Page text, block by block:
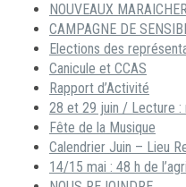
NOUVEAUX
CAMPAGNE DE
Elections des
Canicule et CCAS
Rapport d’Activité
28 et 29 juin / Lecture :
Fête de la Musique
Calendrier Juin – Lieu
14/15 mai : 48 h de